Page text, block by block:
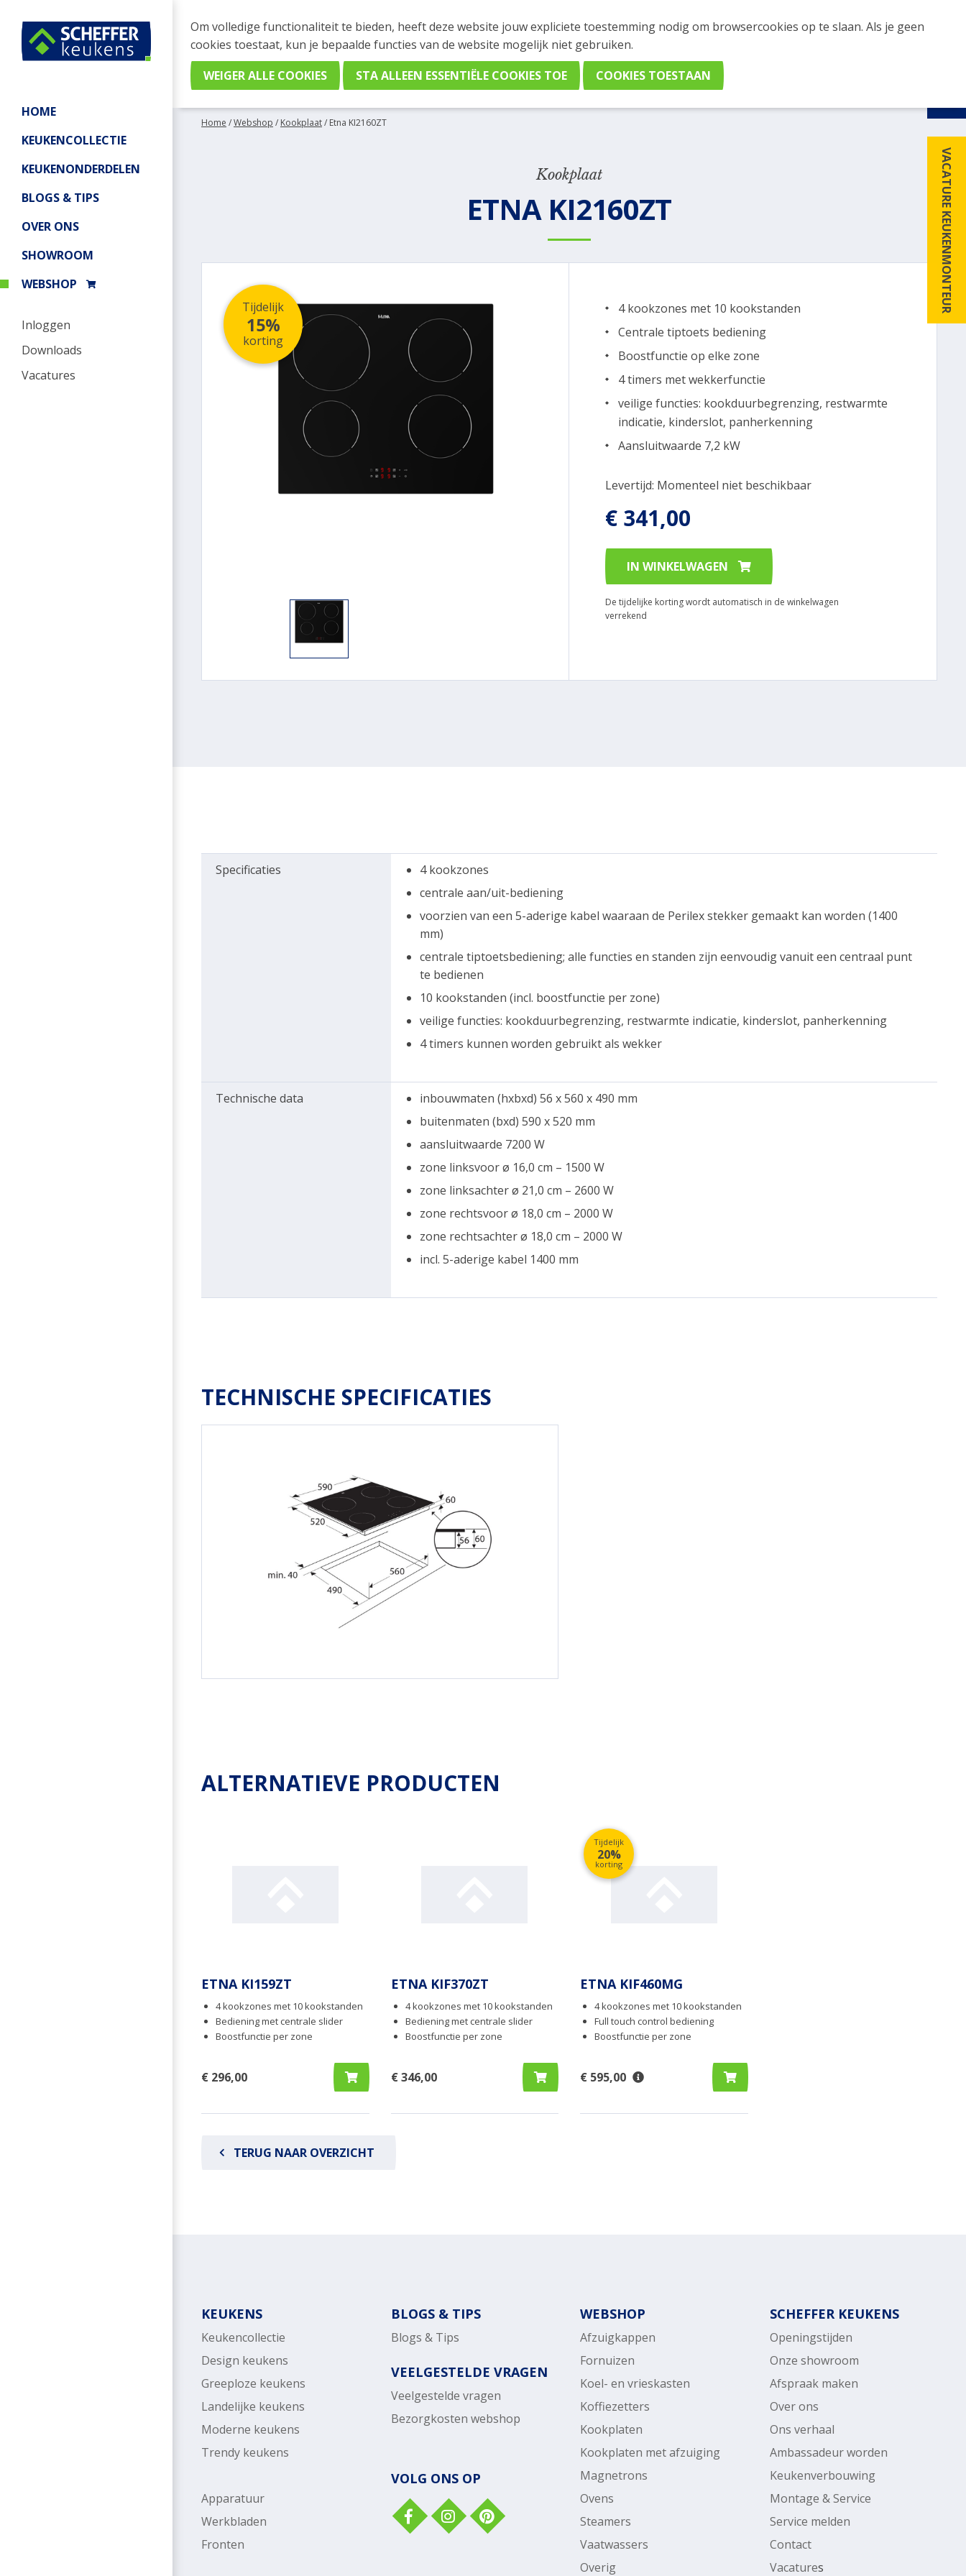
HOME
KEUKENCOLLECTIE
KEUKENONDERDELEN
BLOGS & TIPS
OVER ONS
SHOWROOM
WEBSHOP
Inloggen
Downloads
Vacatures
VACATURE KEUKENMONTEUR
WEBSHOP BESTELLINGEN
Je kan tijdelijk geen bestelling plaatsen. Wil je je vast oriënteren? Vergelijk eenvoudig apparaten en merken met elkaar. Klik hier voor
Home /Webshop / Kookplaat/ Etna KI2160ZT
Kookplaat
ETNA KI2160ZT
Tijdelijk
15%
korting
Levertijd: Momenteel niet beschikbaar
4 kookzones met 10 kookstanden
Centrale tiptoets bediening
Boostfunctie op elke zone
4 timers met wekkerfunctie
veilige functies: kookduurbegrenzing, restwarmte
indicatie, kinderslot, panherkenning
Aansluitwaarde 7,2 kW
€ 341,00
IN WINKELWAGEN
De tijdelijke korting wordt automatisch in de winkelwagen
verrekend
Specificaties
4 kookzones
centrale aan/uit-bediening
voorzien van een 5-aderige kabel waaraan de Perilex stekker gemaakt kan worden (1400
mm)
centrale tiptoetsbediening; alle functies en standen zijn eenvoudig vanuit een centraal punt
te bedienen
10 kookstanden (incl. boostfunctie per zone)
veilige functies: kookduurbegrenzing, restwarmte indicatie, kinderslot, panherkenning
4 timers kunnen worden gebruikt als wekker
Technische data
inbouwmaten (hxbxd) 56 x 560 x 490 mm
buitenmaten (bxd) 590 x 520 mm
aansluitwaarde 7200 W
zone linksvoor ø 16,0 cm – 1500 W
zone linksachter ø 21,0 cm – 2600 W
zone rechtsvoor ø 18,0 cm – 2000 W
zone rechtsachter ø 18,0 cm – 2000 W
incl. 5-aderige kabel 1400 mm
TECHNISCHE SPECIFICATIES
ALTERNATIEVE PRODUCTEN
ETNA KI159ZT
4 kookzones met 10 kookstanden
Bediening met centrale slider
Boostfunctie per zone
€ 296,00
ETNA KIF370ZT
4 kookzones met 10 kookstanden
Bediening met centrale slider
Boostfunctie per zone
€ 346,00
Tijdelijk
20%
korting
ETNA KIF460MG
4 kookzones met 10 kookstanden
Full touch control bediening
Boostfunctie per zone
€ 595,00
TERUG NAAR OVERZICHT
KEUKENS
Keukencollectie
Design keukens
Greeploze keukens
Landelijke keukens
Moderne keukens
Trendy keukens
Apparatuur
Werkbladen
Fronten
BLOGS & TIPS
Blogs & Tips
VEELGESTELDE VRAGEN
Veelgestelde vragen
Bezorgkosten webshop
VOLG ONS OP
WEBSHOP
Afzuigkappen
Fornuizen
Koel- en vrieskasten
Koffiezetters
Kookplaten
Kookplaten met afzuiging
Magnetrons
Ovens
Steamers
Vaatwassers
Overig
SCHEFFER KEUKENS
Openingstijden
Onze showroom
Afspraak maken
Over ons
Ons verhaal
Ambassadeur worden
Keukenverbouwing
Montage & Service
Service melden
Contact
Vacatures
Om volledige functionaliteit te bieden, heeft deze website jouw expliciete toestemming nodig om browsercookies op te slaan. Als je geen
cookies toestaat, kun je bepaalde functies van de website mogelijk niet gebruiken.